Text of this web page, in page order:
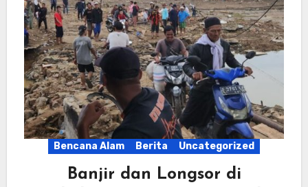
Bencana Alam Berita Uncategorized
Banjir dan Longsor di